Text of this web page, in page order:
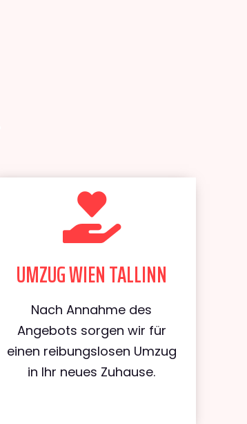
UMZUG WIEN TALLINN
Nach Annahme des
Angebots sorgen wir für
einen reibungslosen Umzug
in Ihr neues Zuhause.